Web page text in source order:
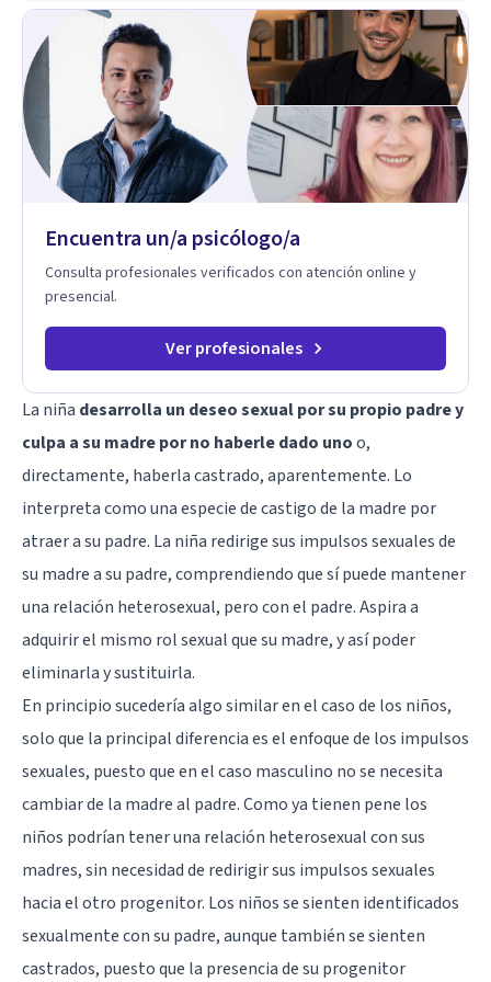
metodología combina psicología contemporánea,
neurociencias y estrategias de cambio basadas en evidencia
para fortalecer la autoestima, desarrollar habilidades
socioemocionales y promover cambios sostenibles. Como
divulgador científico, acerca la psicología y las neurociencias
a la vida cotidiana mediante contenidos claros, rigurosos y
aplicables, con el propósito de impulsar un bienestar integral.
Encuentra un/a psicólogo/a
Consulta profesionales verificados con atención online y
presencial.
Ver profesionales
La niña desarrolla un deseo sexual por su propio padre y
culpa a su madre por no haberle dado unoo,
directamente, haberla castrado, aparentemente. Lo
interpreta como una especie de castigo de la madre por
atraer a su padre. La niña redirige sus impulsos sexuales de
su madre a su padre, comprendiendo que sí puede mantener
una relación heterosexual, pero con el padre. Aspira a
adquirir el mismo rol sexual que su madre, y así poder
eliminarla y sustituirla.
En principio sucedería algo similar en el caso de los niños,
solo que la principal diferencia es el enfoque de los impulsos
sexuales, puesto que en el caso masculino no se necesita
cambiar de la madre al padre. Como ya tienen pene los
niños podrían tener una relación heterosexual con sus
madres, sin necesidad de redirigir sus impulsos sexuales
hacia el otro progenitor. Los niños se sienten identificados
sexualmente con su padre, aunque también se sienten
castrados, puesto que la presencia de su progenitor